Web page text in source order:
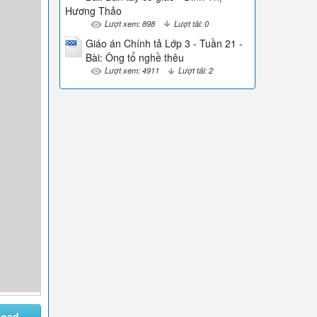
Hương Thảo
Lượt xem: 898 Lượt tải: 0
Giáo án Chính tả Lớp 3 - Tuần 21 -
Bài: Ông tổ nghề thêu
Lượt xem: 4911 Lượt tải: 2